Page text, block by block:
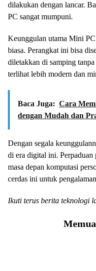
dilakukan dengan lancar.
PC sangat mumpuni.
Keunggulan utama Mini PC
biasa. Perangkat ini bisa
diletakkan di samping
terlihat lebih modern dan
Baca Juga: Cara
dengan Mudah dan
Dengan segala
di era digital ini. Perpaduan
masa depan komputasi
cerdas ini untuk
Ikuti terus berita teknologi